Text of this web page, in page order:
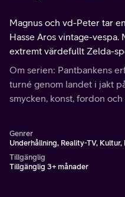
Magnus och vd-Peter tar
Hasse Aros vintage-
extremt värdefullt Zelda-
klocksamling.
Om serien: Pantbankens
turné genom landet i jakt
smycken, konst, fordon
Genrer
Underhållning, Reality-TV, Kultur,
Tillgänglig
Tillgänglig 3+ månader